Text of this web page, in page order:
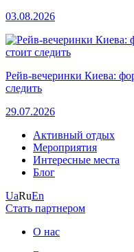
03.08.2026
Рейв-вечеринки Киева:
следить
29.07.2026
Активный отдых
Мероприятия
Интересные места
Блог
UaRuEn
Стать партнером
О нас